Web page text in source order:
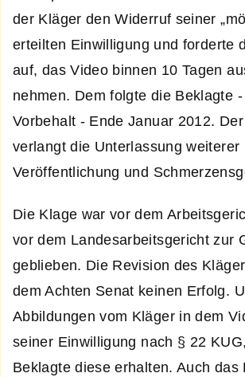
der Kläger den Widerruf seiner
erteilten Einwilligung und forderte
auf, das Video binnen 10 Tagen
nehmen. Dem folgte die Beklagte
Vorbehalt - Ende Januar 2012.
verlangt die Unterlassung weiterer
Veröffentlichung und
Die Klage war vor dem
vor dem Landesarbeitsgericht zur
geblieben. Die Revision des
dem Achten Senat keinen Erfolg.
Abbildungen vom Kläger in dem
seiner Einwilligung nach § 22
Beklagte diese erhalten. Auch das